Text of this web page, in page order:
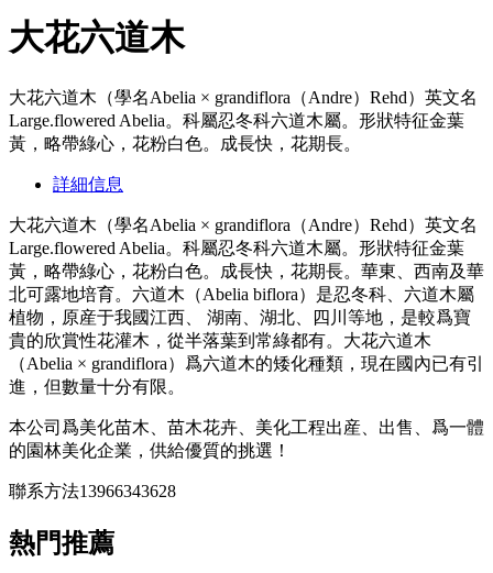
大花六道木
大花六道木（學名Abelia × grandiflora（Andre）Rehd）英文名
Large.flowered Abelia。科屬忍冬科六道木屬。形狀特征金葉
黃，略帶綠心，花粉白色。成長快，花期長。
詳細信息
大花六道木（學名Abelia × grandiflora（Andre）Rehd）英文名
Large.flowered Abelia。科屬忍冬科六道木屬。形狀特征金葉
黃，略帶綠心，花粉白色。成長快，花期長。華東、西南及華
北可露地培育。六道木（Abelia biflora）是忍冬科、六道木屬
植物，原産于我國江西、 湖南、湖北、四川等地，是較爲寶
貴的欣賞性花灌木，從半落葉到常綠都有。大花六道木
（Abelia × grandiflora）爲六道木的矮化種類，現在國內已有引
進，但數量十分有限。
本公司爲美化苗木、苗木花卉、美化工程出産、出售、爲一體
的園林美化企業，供給優質的挑選！
聯系方法13966343628
熱門推薦